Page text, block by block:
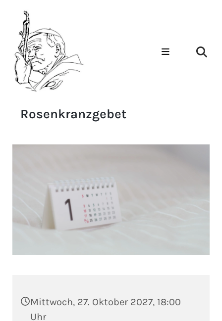
Rosenkranzgebet
Mittwoch, 27. Oktober 2027, 18:00
Uhr